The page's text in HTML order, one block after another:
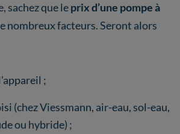
sachez que leprix d’une pompe à
nombreux facteurs. Seront alors
;
(chez Viessmann, air-eau, sol-eau,
ou hybride) ;